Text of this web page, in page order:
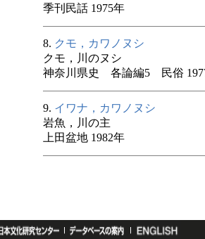
季刊民話 1975年
8. クモ，カワノヌシ
クモ，川のヌシ
神奈川県史 各論編5 民俗
9. イワナ，カワノヌシ
岩魚，川の主
上田盆地 1982年